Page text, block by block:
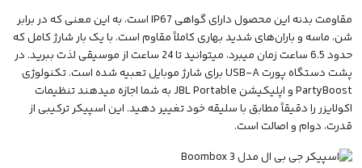
مقاومت بدنه این محصول دارای گواهی IP67 است، به این معنی که در برابر
شن، ماسه و باران‌های شدید بهاری کاملاً مقاوم است. با یک بار شارژ کامل که
حدود 6.5 ساعت زمان میبرد، میتوانید تا 24 ساعت از موسیقی لذت ببرید. در
پشت دستگاه پورت USB-A برای شارژ موبایل تعبیه شده است. تکنولوژی
PartyBoost و اپلیکیشن JBL Portable به شما اجازه میدهند تنظیمات
اکولایزر را دقیقاً مطابق با سلیقه خود تغییر دهید. این اسپیکر ترکیبی از
قدرت، دوام و اصالت است.